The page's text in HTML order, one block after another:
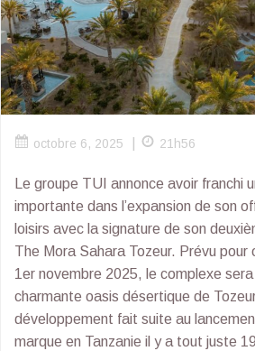
octobre 6, 2025 21h56
Le groupe TUI annonce avoir franchi
importante dans l’expansion de son
loisirs avec la signature de son
The Mora Sahara Tozeur. Prévu pour
1er novembre 2025, le complexe
charmante oasis désertique de
développement fait suite au
marque en Tanzanie il y a tout juste